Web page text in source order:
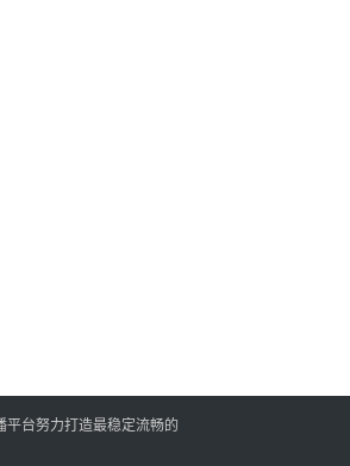
台努力打造最稳定流畅的